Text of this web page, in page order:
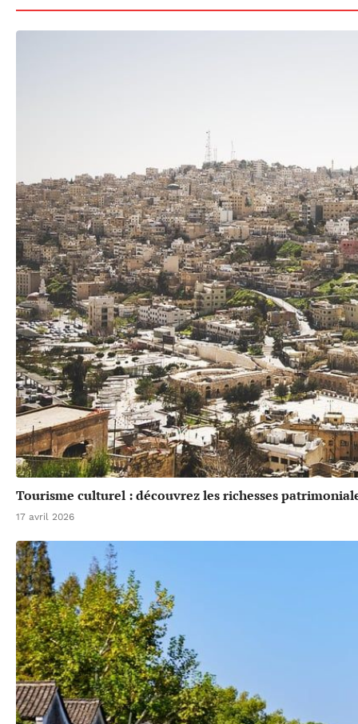
Tourisme culturel : découvrez les richesses
17 avril 2026